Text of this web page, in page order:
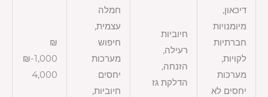
דיכאון,
מיומנויות
חברתיות
לקויות,
מערכות
יחסים לא
חיוביות
רעילה,
הזנחה,
הדלקת גז
חמלה
עצמית,
חיפוש
מערכות
יחסים
חיוביות,
₪
1,000-₪
4,000